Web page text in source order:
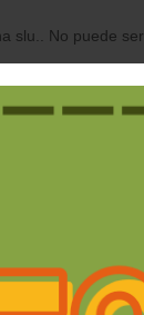
slu.. No puede ser
el blog, contenido
derechos de
son propiedad de
divulgación,
titulares de los